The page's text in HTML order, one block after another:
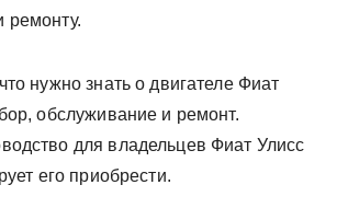
ремонту.
нужно знать о двигателе Фиат
обслуживание и ремонт.
для владельцев Фиат Улисс
его приобрести.